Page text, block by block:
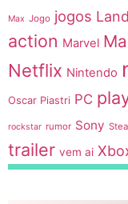
Max Jogo jogos
action Marvel
Netflix Nintendo
Oscar Piastri PC
rockstar rumor Sony
trailer vem ai